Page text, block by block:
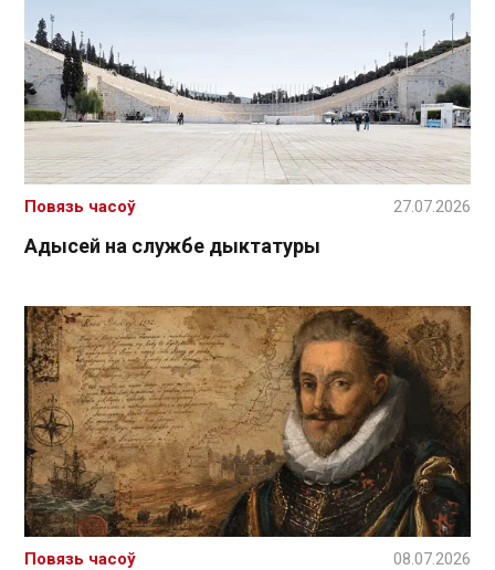
Адысей на службе дыктатуры
Повязь часоў 27.07.2026
Повязь часоў 08.07.2026